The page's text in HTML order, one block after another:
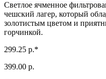
Светлое ячменное
чешский лагер, который
золотистым цветом и
горчинкой.
299.25 р.*
399.00 р.